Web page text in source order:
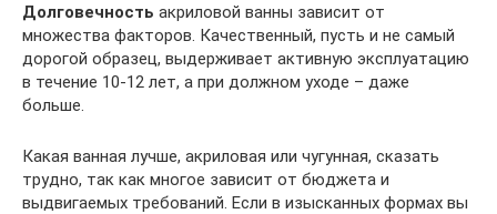
Долговечность акриловой ванны зависит от
множества факторов. Качественный, пусть и не самый
дорогой образец, выдерживает активную эксплуатацию
в течение 10-12 лет, а при должном уходе – даже
больше.
Какая ванная лучше, акриловая или чугунная, сказать
трудно, так как многое зависит от бюджета и
выдвигаемых требований. Если в изысканных формах вы